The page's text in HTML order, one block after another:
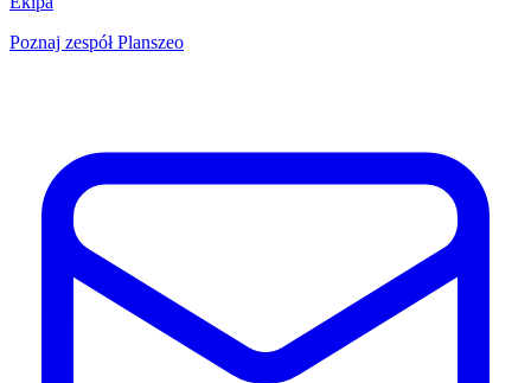
Poznaj zespół Planszeo